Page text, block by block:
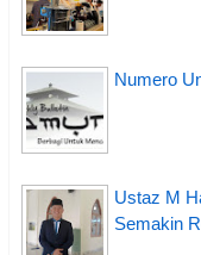
Numero
Ustaz M
Semakin